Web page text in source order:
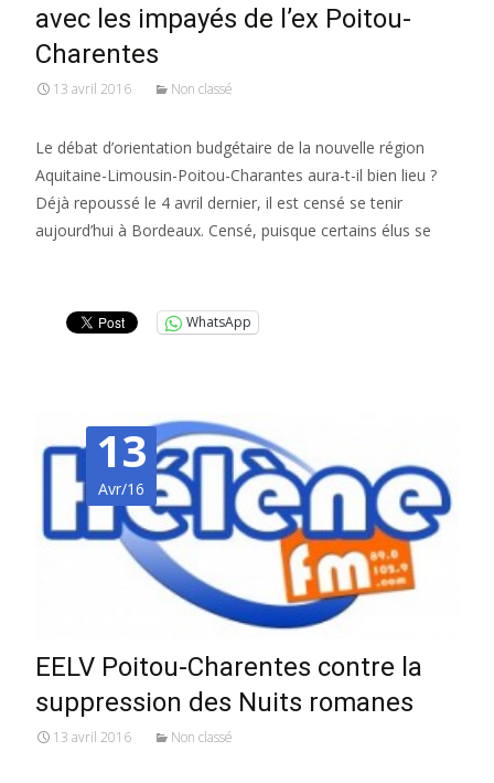
avec les impayés de l’ex Poitou-
Charentes
13 avril 2016 Non classé
Le débat d’orientation budgétaire de la nouvelle région
Aquitaine-Limousin-Poitou-Charantes aura-t-il bien lieu ?
Déjà repoussé le 4 avril dernier, il est censé se tenir
aujourd’hui à Bordeaux. Censé, puisque certains élus se
WhatsApp
13
Avr/16
EELV Poitou-Charentes contre la
suppression des Nuits romanes
13 avril 2016 Non classé